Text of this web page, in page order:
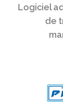
Logiciel
de